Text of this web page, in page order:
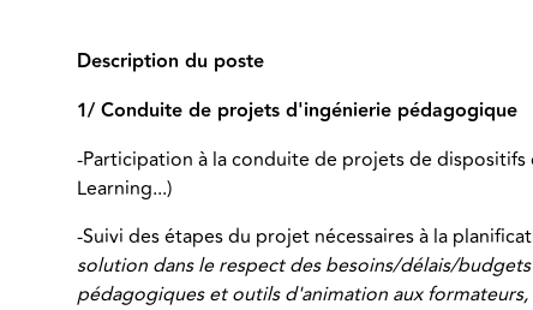
Description du poste
1/ Conduite de projets d'ingénierie pédagogique
-Participation à la conduite de projets de
Learning...)
-Suivi des étapes du projet nécessaires à la
solution dans le respect des besoins/délais/
pédagogiques et outils d'animation aux